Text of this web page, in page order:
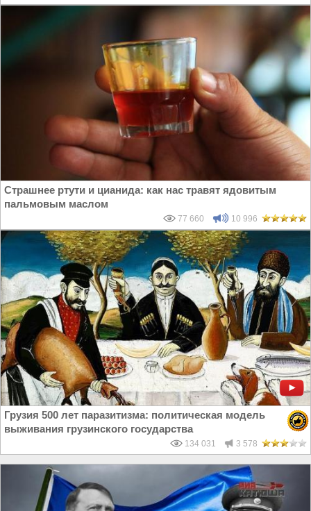
Страшнее ртути и цианида: как нас травят ядовитым
пальмовым маслом
77 660 10 996
Грузия 500 лет паразитизма: политическая модель
выживания грузинского государства
134 031 3 578